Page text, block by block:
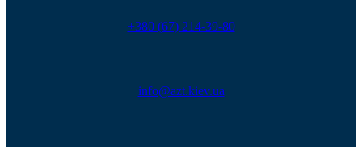
+380 (67) 214-39-80
info@azt.kiev.ua